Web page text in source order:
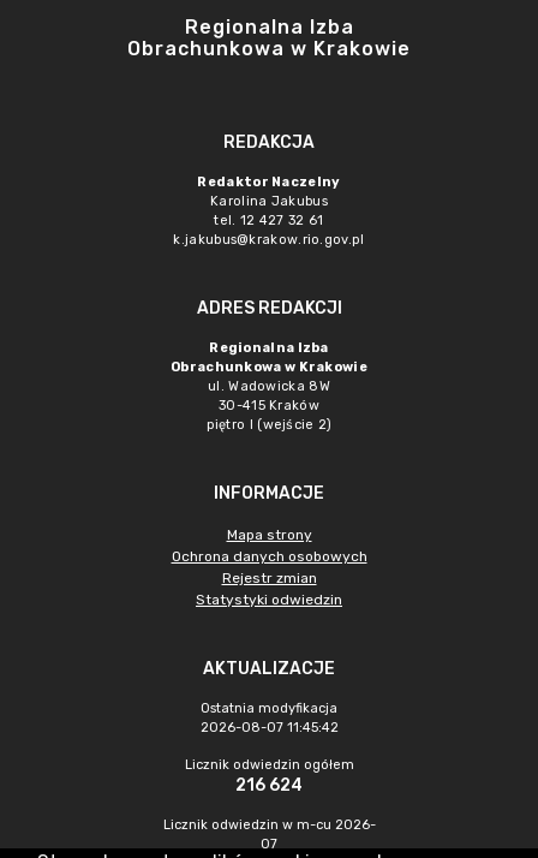
Regionalna Izba
Obrachunkowa w Krakowie
REDAKCJA
Redaktor Naczelny
Karolina Jakubus
tel. 12 427 32 61
k.jakubus@krakow.rio.gov.pl
ADRES REDAKCJI
Regionalna Izba
Obrachunkowa w Krakowie
ul. Wadowicka 8W
30-415 Kraków
piętro I (wejście 2)
INFORMACJE
Mapa strony
Ochrona danych osobowych
Rejestr zmian
Statystyki odwiedzin
AKTUALIZACJE
Ostatnia modyfikacja
2026-08-07 11:45:42
Licznik odwiedzin ogółem
216 624
Licznik odwiedzin w m-cu 2026-
07